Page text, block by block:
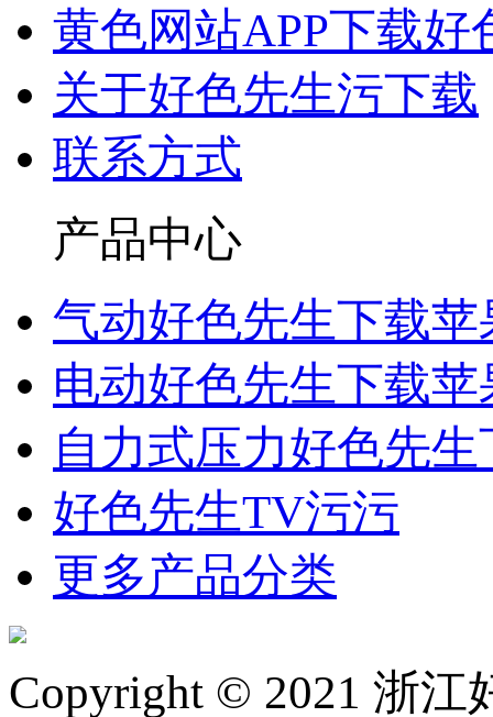
黄色网站APP下载好
关于好色先生污下载
联系方式
产品中心
气动好色先生下载
电动好色先生下载
自力式压力好色先
好色先生TV污污
更多产品分类
Copyright © 2021 浙